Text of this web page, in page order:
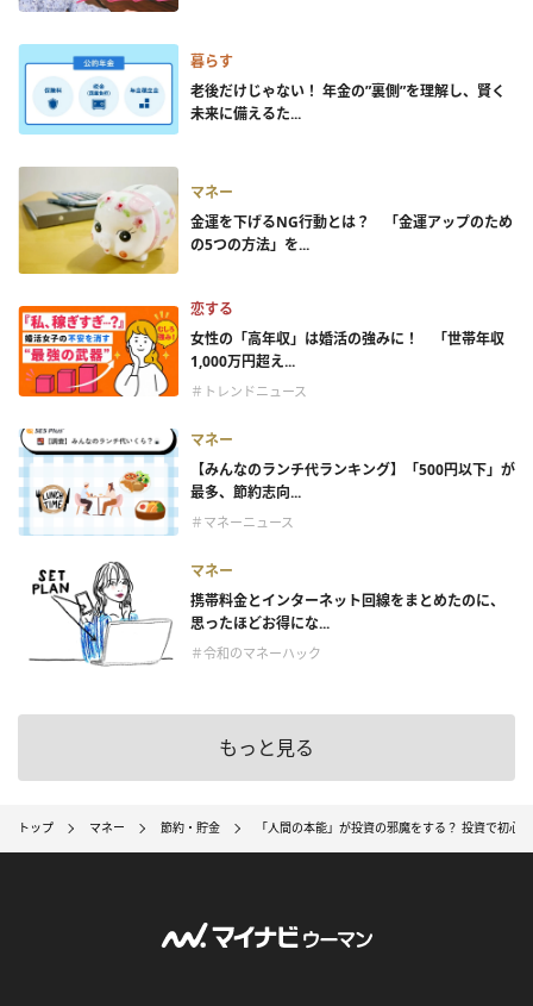
暮らす
老後だけじゃない！ 年金の”裏側”を理解し、賢く
未来に備えるた...
マネー
金運を下げるNG行動とは？ 「金運アップのため
の5つの方法」を...
恋する
女性の「高年収」は婚活の強みに！ 「世帯年収
1,000万円超え...
＃トレンドニュース
マネー
【みんなのランチ代ランキング】「500円以下」が
最多、節約志向...
＃マネーニュース
マネー
携帯料金とインターネット回線をまとめたのに、
思ったほどお得にな...
＃令和のマネーハック
もっと見る
トップ マネー 節約・貯金 「人間の本能」が投資の邪魔をする？ 投資で初心